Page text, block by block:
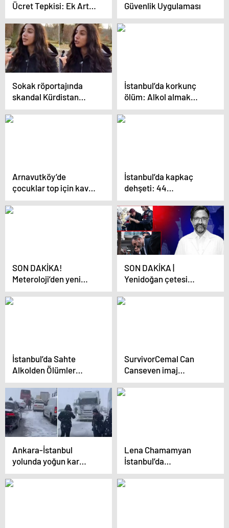
Ücret Tepkisi: Ek Artış
ve Yeni Düzenleme
Önerisi
Güvenlik Uygulaması
Sokak röportajında
skandal Kürdistan
sözleri
İstanbul’da korkunç
ölüm: Alkol almak
amacıyla yüzey
temizleyici içti!
Arnavutköy’de
çocuklar top için kavga
etti: Aileler çocukları
için!
İstanbul’da kapkaç
dehşeti: 44
kameradan iz sürerek
yakaladılar!
SON DAKİKA!
Meteroloji’den yeni
hava durumu raporu!
İstanbul dahil 11 il için
SON DAKİKA |
Yenidoğan çetesi
davasında ara karar!
Tutuklu sayısı 29’a
İstanbul’da Sahte
Alkolden Ölümler
Artıyor
SurvivorCemal Can
Canseven imaj
değiştirdi! “Sakın
bıyıklarıma laf etmek
Ankara-İstanbul
yolunda yoğun kar
nedeniyle trafik durdu,
vatandaşlar
Lena Chamamyan
İstanbul’da
Müzikseverlerle
Buluştu